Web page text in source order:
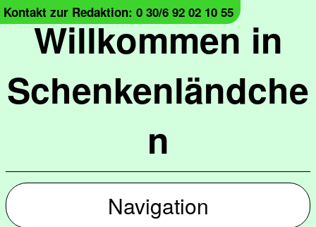
Willkommen in
Schenkenländche
n
Kontakt zur Redaktion: 0 30/6 92 02 10 55
Navigation